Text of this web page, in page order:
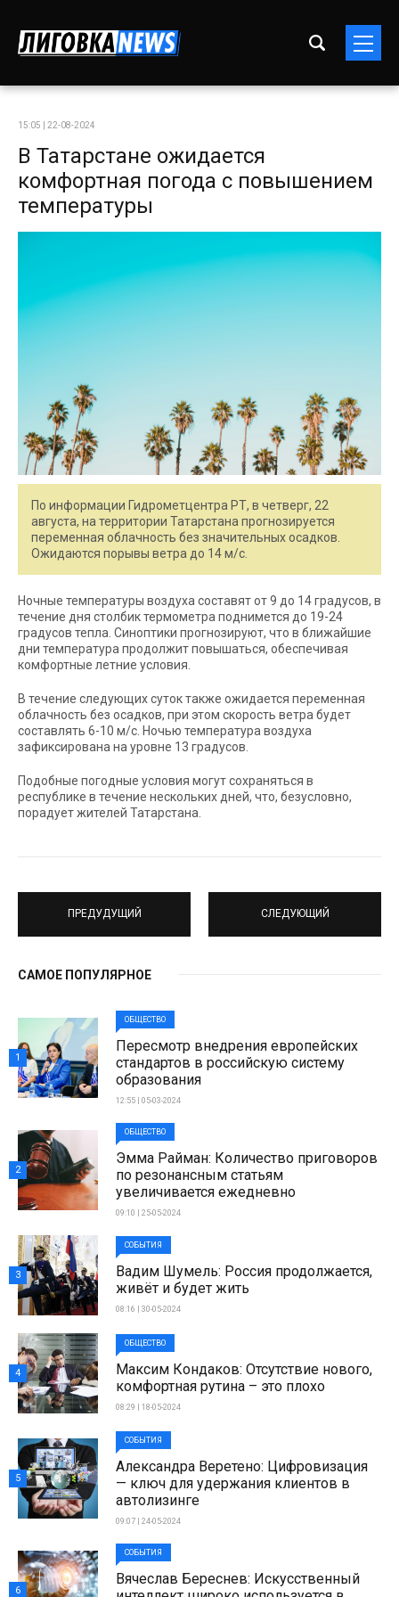
15:05 | 22-08-2024
В Татарстане ожидается
комфортная погода с повышением
температуры
По информации Гидрометцентра РТ, в четверг, 22
августа, на территории Татарстана прогнозируется
переменная облачность без значительных осадков.
Ожидаются порывы ветра до 14 м/с.
Ночные температуры воздуха составят от 9 до 14 градусов, в
течение дня столбик термометра поднимется до 19-24
градусов тепла. Синоптики прогнозируют, что в ближайшие
дни температура продолжит повышаться, обеспечивая
комфортные летние условия.
В течение следующих суток также ожидается переменная
облачность без осадков, при этом скорость ветра будет
составлять 6-10 м/с. Ночью температура воздуха
зафиксирована на уровне 13 градусов.
Подобные погодные условия могут сохраняться в
республике в течение нескольких дней, что, безусловно,
порадует жителей Татарстана.
ПРЕДУДУЩИЙ СЛЕДУЮЩИЙ
САМОЕ ПОПУЛЯРНОЕ
ОБЩЕСТВО
Пересмотр внедрения европейских
стандартов в российскую систему
образования
12:55 | 05-03-2024
1
ОБЩЕСТВО
Эмма Райман: Количество приговоров
по резонансным статьям
увеличивается ежедневно
09:10 | 25-05-2024
2
СОБЫТИЯ
Вадим Шумель: Россия продолжается,
живёт и будет жить
08:16 | 30-05-2024
3
ОБЩЕСТВО
Максим Кондаков: Отсутствие нового,
комфортная рутина – это плохо
08:29 | 18-05-2024
4
СОБЫТИЯ
Александра Веретено: Цифровизация
— ключ для удержания клиентов в
автолизинге
09:07 | 24-05-2024
5
СОБЫТИЯ
Вячеслав Береснев: Искусственный
6